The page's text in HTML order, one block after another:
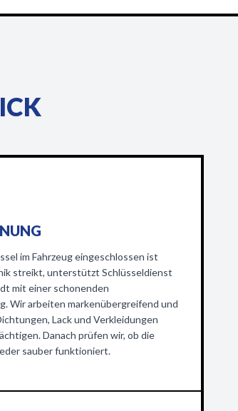
im Fahrzeug eingeschlossen ist
streikt, unterstützt Schlüsseldienst
mit einer schonenden
Wir arbeiten markenübergreifend und
Lack und Verkleidungen
Danach prüfen wir, ob die
sauber funktioniert.